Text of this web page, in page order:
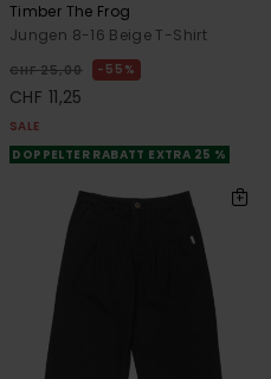
Timber The Frog
Jungen 8-16 Beige T-Shirt
CHF 25,00 55%
CHF 11,25
SALE
DOPPELTER RABATT EXTRA 25 %